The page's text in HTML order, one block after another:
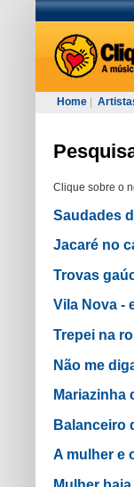
Home
Clique sobre o
Saudades
Jacaré no
Trovas
Vila Nova -
Trepei na
Não me
Mariazinha
Balanceiro
A mulher e